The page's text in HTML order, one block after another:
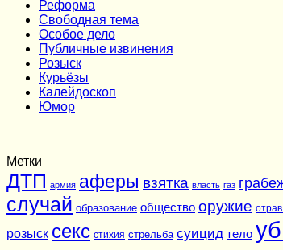
Реформа
Cвободная тема
Особое дело
Публичные извинения
Розыск
Курьёзы
Калейдоскоп
Юмор
Метки
ДТП армия аферы взятка власть газ
случай образование общество оружие
розыск секс стихия стрельба суицид тело